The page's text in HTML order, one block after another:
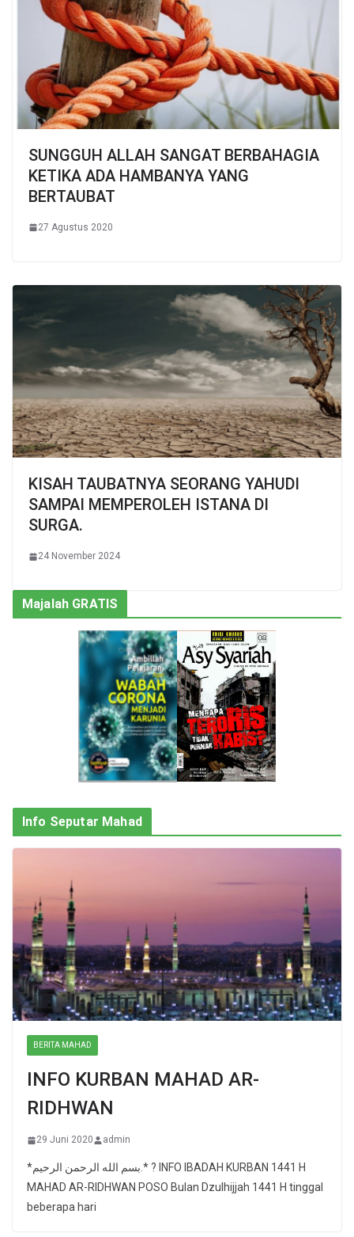
SUNGGUH ALLAH SANGAT BERBAHAGIA
KETIKA ADA HAMBANYA YANG
BERTAUBAT
27 Agustus 2020
KISAH TAUBATNYA SEORANG YAHUDI
SAMPAI MEMPEROLEH ISTANA DI
SURGA.
24 November 2024
Majalah GRATIS
Info Seputar Mahad
BERITA MAHAD
INFO KURBAN MAHAD AR-
RIDHWAN
29 Juni 2020 admin
*بسم الله الرحمن الرحيم.* ? INFO IBADAH KURBAN 1441 H
MAHAD AR-RIDHWAN POSO Bulan Dzulhijjah 1441 H tinggal
beberapa hari